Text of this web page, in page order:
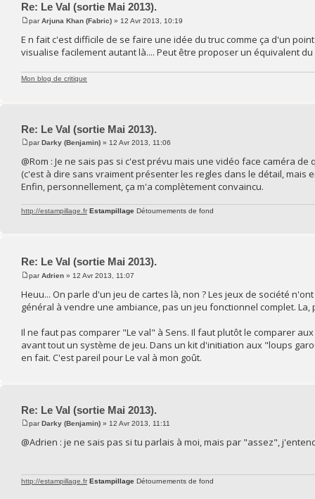
Re: Le Val (sortie Mai 2013).
parArjuna Khan (Fabric) » 12 Avr 2013, 10:19
E n fait c'est difficile de se faire une idée du truc comme ça d'un
visualise facilement autant là.... Peut être proposer un équivalent
Mon blog de critique
Re: Le Val (sortie Mai 2013).
parDarky (Benjamin) » 12 Avr 2013, 11:06
@Rom : Je ne sais pas si c'est prévu mais une vidéo face caméra
(c'est à dire sans vraiment présenter les regles dans le détail,
Enfin, personnellement, ça m'a complètement convaincu.
http://estampillage.fr Estampillage Détournements de fond
Re: Le Val (sortie Mai 2013).
parAdrien » 12 Avr 2013, 11:07
Heuu... On parle d'un jeu de cartes là, non ? Les jeux de société
général à vendre une ambiance, pas un jeu fonctionnel complet.
Il ne faut pas comparer "Le val" à Sens. Il faut plutôt le comparer
avant tout un système de jeu. Dans un kit d'initiation aux "loups
en fait. C'est pareil pour Le val à mon goût.
Re: Le Val (sortie Mai 2013).
parDarky (Benjamin) » 12 Avr 2013, 11:11
@Adrien : je ne sais pas si tu parlais à moi, mais par "assez",
http://estampillage.fr Estampillage Détournements de fond